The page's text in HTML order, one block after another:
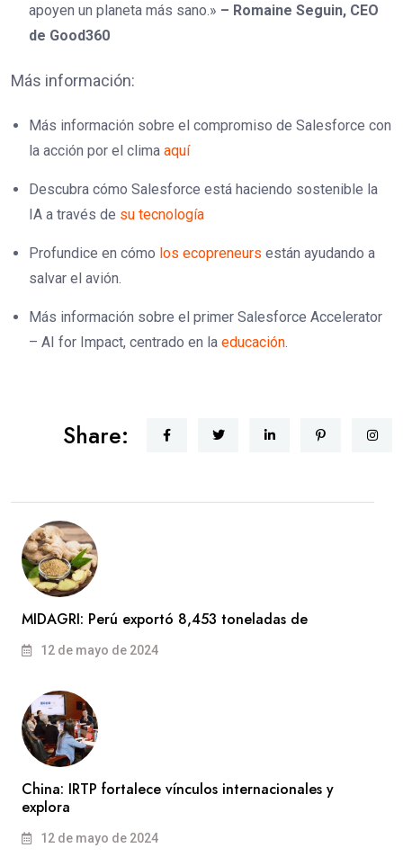
apoyen un planeta más sano.» – Romaine Seguin, CEO
de Good360
Más información:
Más información sobre el compromiso de Salesforce con
la acción por el clima aquí
Descubra cómo Salesforce está haciendo sostenible la
IA a través de su tecnología
Profundice en cómo los ecopreneurs están ayudando a
salvar el avión.
Más información sobre el primer Salesforce Accelerator
– AI for Impact, centrado en la educación
Share:
MIDAGRI: Perú exportó 8,453 toneladas de
12 de mayo de 2024
China: IRTP fortalece vínculos internacionales y
explora
12 de mayo de 2024